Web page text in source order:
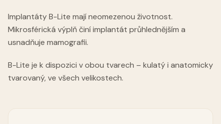
Implantáty B-Lite mají neomezenou životnost.
Mikrosférická výplň činí implantát průhlednějším a
usnadňuje mamografii.
B-Lite je k dispozici v obou tvarech – kulatý i anatomicky
tvarovaný, ve všech velikostech.